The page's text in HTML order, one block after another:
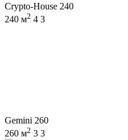
Crypto-House 240
240 м2 4 3
Gemini 260
260 м2 3 3